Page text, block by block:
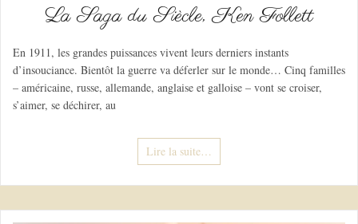
La Saga du Siècle, Ken Follett
En 1911, les grandes puissances vivent leurs derniers instants
d’insouciance. Bientôt la guerre va déferler sur le monde… Cinq familles
– américaine, russe, allemande, anglaise et galloise – vont se croiser,
s’aimer, se déchirer, au
Lire la suite…